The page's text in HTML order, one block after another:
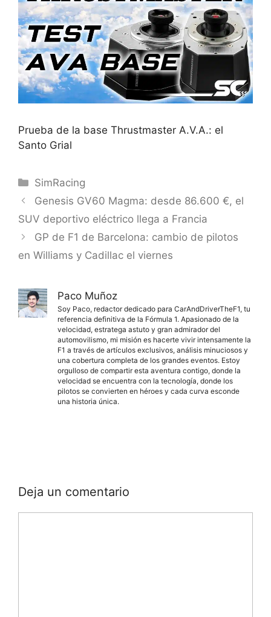
Prueba de la base Thrustmaster A.V.A.: el
Santo Grial
Categorías
SimRacing
Genesis GV60 Magma: desde 86.600 €, el
SUV deportivo eléctrico llega a Francia
GP de F1 de Barcelona: cambio de pilotos
en Williams y Cadillac el viernes
Paco Muñoz
Soy Paco, redactor dedicado para CarAndDriverTheF1, tu
referencia definitiva de la Fórmula 1. Apasionado de la
velocidad, estratega astuto y gran admirador del
automovilismo, mi misión es hacerte vivir intensamente la
F1 a través de artículos exclusivos, análisis minuciosos y
una cobertura completa de los grandes eventos. Estoy
orgulloso de compartir esta aventura contigo, donde la
velocidad se encuentra con la tecnología, donde los
pilotos se convierten en héroes y cada curva esconde
una historia única.
Deja un comentario